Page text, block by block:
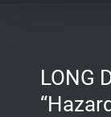
LONG